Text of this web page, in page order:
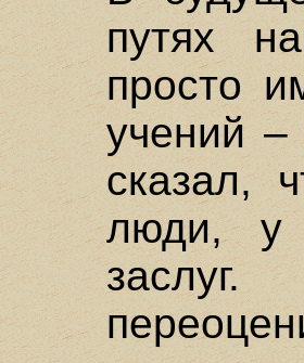
путях
просто
учений
сказал,
люди, у